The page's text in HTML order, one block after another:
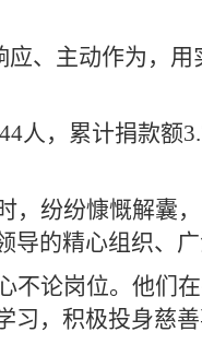
、主动作为，
人 ， 累计捐款额
，纷纷慷慨解囊
的精心组织、广
不论岗位。他们
，积极投身慈